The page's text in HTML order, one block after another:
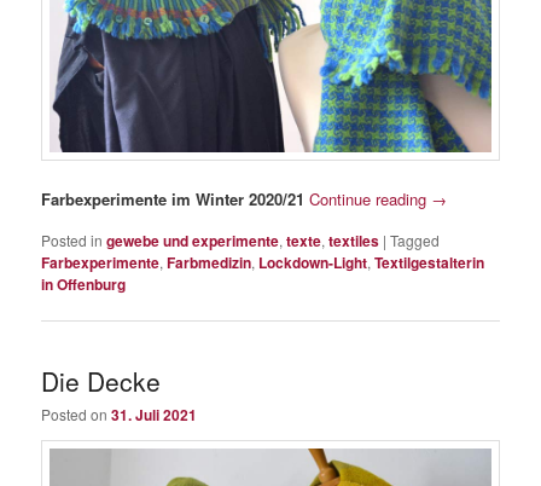
Farbexperimente im Winter 2020/21 Continue reading →
Posted in gewebe und experimente,texte,textiles |Tagged
Farbexperimente,Farbmedizin, Lockdown-Light,Textilgestalterin
in Offenburg
Die Decke
Posted on31. Juli 2021